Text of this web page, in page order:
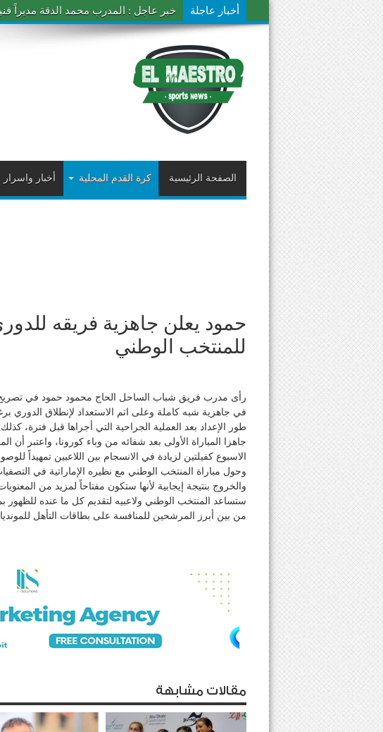
أخبار عاجلة خبر عاجل : المدرب محمد الدقة مديراً
الصفحة الرئيسية كرة القدم المحلية أخبار واسرار
حمود يعلن جاهزية فريقه
للمنتخب الوطني
في جاهزية شبه كاملة وعلى اتم الاستعداد لإنطلاق الدوري
طور الإعداد بعد العملية الجراحية التي أجراها قبل فترة،
جاهزا المباراة الأولى بعد شفائه من وباء كورونا، واعتبر أن
الاسبوع كفيلتين لزيادة في الانسجام بين اللاعبين تمهيداً
وحول مباراة المنتخب الوطني مع نظيره الإماراتية في
والخروج بنتيجة إيجابية لأنها ستكون مفتاحاً لمزيد من
ستساعد المنتخب الوطني ولاعبيه لتقديم كل ما عنده للظهور
من بين أبرز المرشحين للمنافسة على بطاقات التأهل
مقالات مشابهة